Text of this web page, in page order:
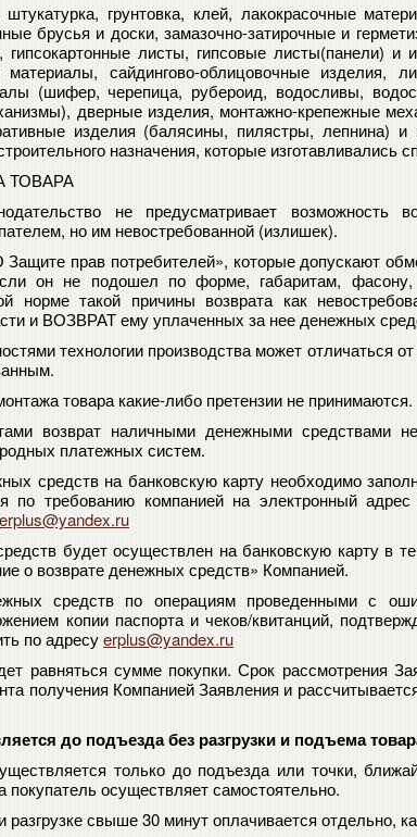
грунтовка, клей, лакокрасочные
брусья и доски, замазочно-затирочные и
гипсокартонные листы, гипсовые листы(панели)
материалы, сайдингово-облицовочные изделия,
(шифер, черепица, рубероид, водосливы,
дверные изделия, монтажно-крепежные
изделия (балясины, пилястры, лепнина)
назначения, которые изготавливались
ТОВАРА
не предусматривает возможность
но им невостребованной (излишек).
прав потребителей», которые допускают
он не подошел по форме, габаритам, фасону,
норме такой причины возврата как
и ВОЗВРАТ ему уплаченных за нее денежных
технологии производства может отличаться
товара какие-либо претензии не принимаются.
возврат наличными денежными средствами не
платежных систем.
средств на банковскую карту необходимо
по требованию компанией на электронный
erplus@yandex.ru
будет осуществлен на банковскую карту в
о возврате денежных средств» Компанией.
средств по операциям проведенными с
копии паспорта и чеков/квитанций,
по адресуerplus@yandex.ru
равняться сумме покупки. Срок рассмотрения
получения Компанией Заявления и
до подъезда без разгрузки и подъема
только до подъезда или точки,
покупатель осуществляет самостоятельно.
свыше 30 минут оплачивается отдельно,